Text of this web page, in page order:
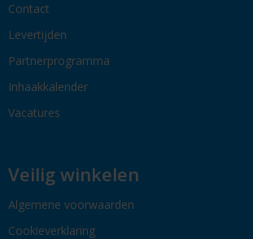
Contact
Levertijden
Partnerprogramma
Inhaakkalender
Vacatures
Veilig winkelen
Algemene voorwaarden
Cookieverklaring